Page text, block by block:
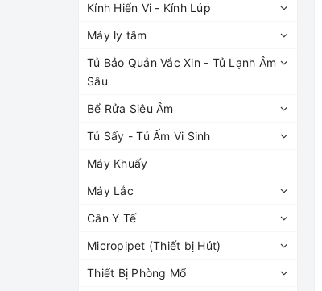
Kính Hiển Vi - Kính Lúp
Máy ly tâm
Tủ Bảo Quản Vắc Xin - Tủ Lạnh Âm
Sâu
Bể Rửa Siêu Âm
Tủ Sấy - Tủ Ấm Vi Sinh
Máy Khuấy
Máy Lắc
Cân Y Tế
Micropipet (Thiết bị Hút)
Thiết Bị Phòng Mổ